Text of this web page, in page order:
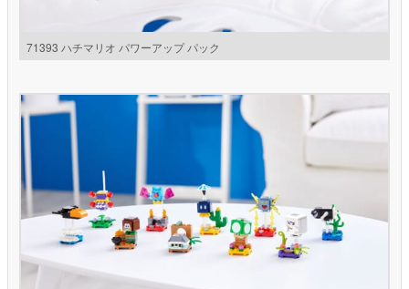
71393 ハチマリオ パワーアップ パック